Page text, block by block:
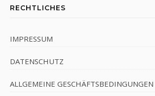
RECHTLICHES
IMPRESSUM
DATENSCHUTZ
ALLGEMEINE GESCHÄFTSBEDINGUNGEN